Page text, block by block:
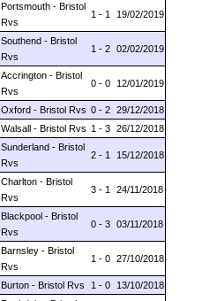
Portsmouth - Bristol
Rvs
1 - 1 19/02/2019
Southend - Bristol
Rvs
1 - 2 02/02/2019
Accrington - Bristol
Rvs
0 - 0 12/01/2019
Oxford - Bristol Rvs 0 - 2 29/12/2018
Walsall - Bristol Rvs 1 - 3 26/12/2018
Sunderland - Bristol
Rvs
2 - 1 15/12/2018
Charlton - Bristol
Rvs
3 - 1 24/11/2018
Blackpool - Bristol
Rvs
0 - 3 03/11/2018
Barnsley - Bristol
Rvs
1 - 0 27/10/2018
Burton - Bristol Rvs 1 - 0
13/10/2018